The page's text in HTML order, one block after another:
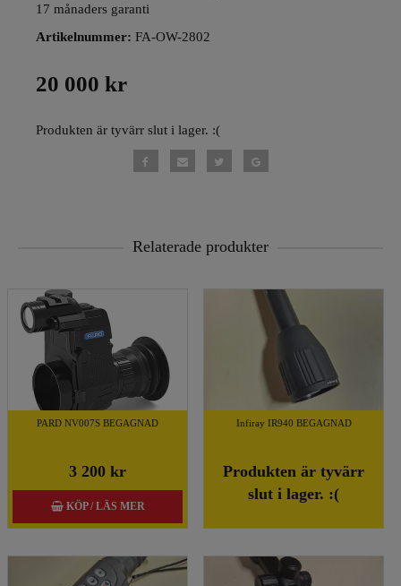
17 månaders garanti
Artikelnummer: FA-OW-2802
20 000 kr
Produkten är tyvärr slut i lager. :(
Relaterade produkter
PARD NV007S BEGAGNAD
3 200 kr
KÖP / LÄS MER
Infiray IR940 BEGAGNAD
Produkten är tyvärr
slut i lager. :(